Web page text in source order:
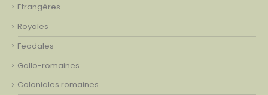
Etrangères
Royales
Feodales
Gallo-romaines
Coloniales romaines